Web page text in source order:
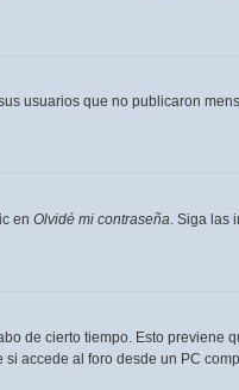
usuarios que no publicaron
en Olvidé mi contraseña. Siga las
de cierto tiempo. Esto previene
accede al foro desde un PC